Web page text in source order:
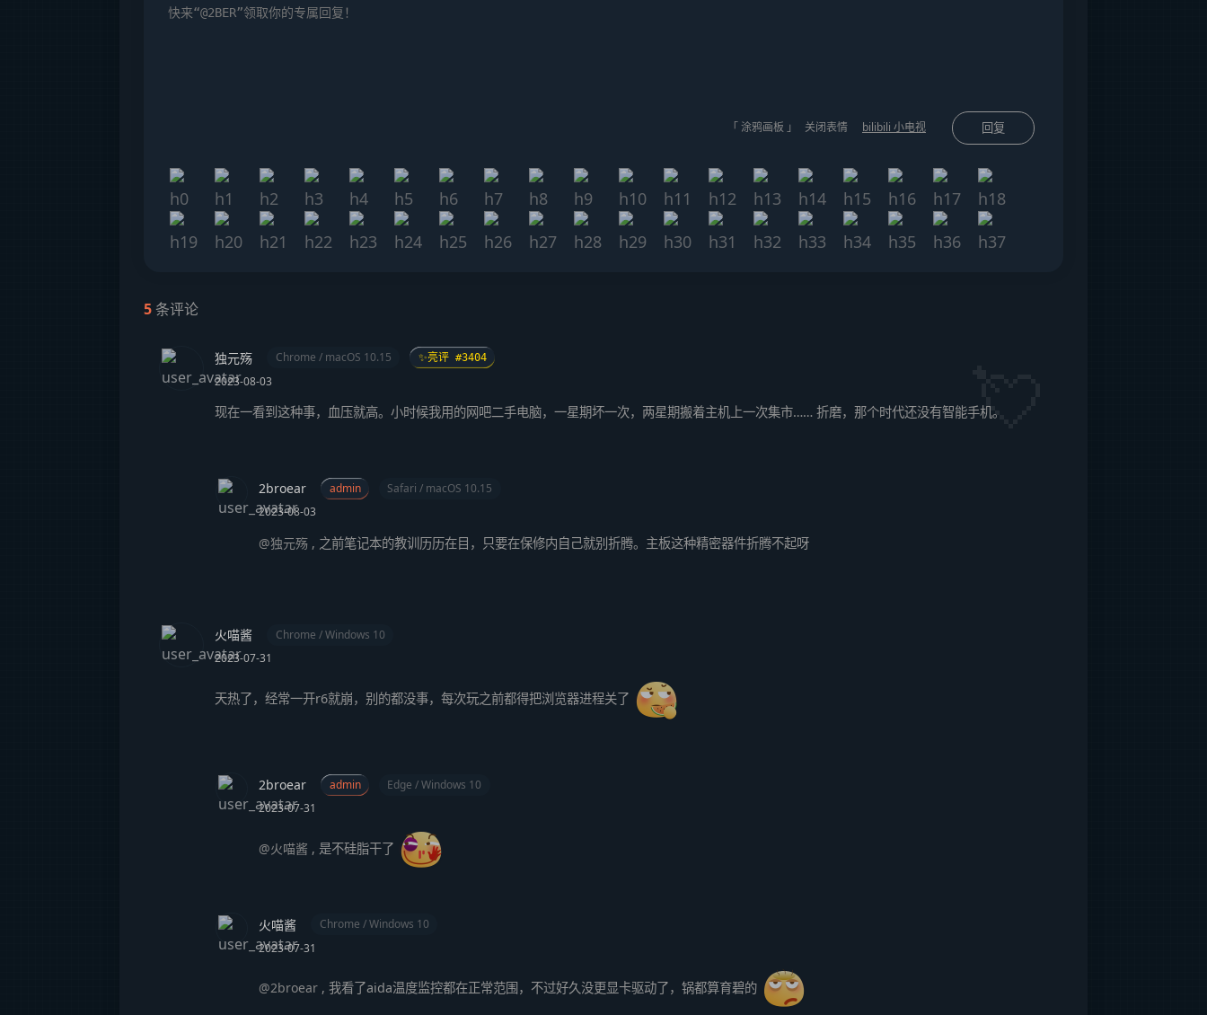
「 涂鸦画板 」 关闭表情 bilibili 小电视 回复
5条评论
独元殇 Chrome / macOS 10.15 ✨亮评 #3404
2023-08-03
现在一看到这种事，血压就高。小时候我用的网吧二手电脑，一星期坏一次，两星期搬着主机上一次集市…… 折磨，那个时代还没有智能手机。
2broear admin
Safari / macOS 10.15
2023-08-03
@独元殇, 之前笔记本的教训历历在目，只要在保修内自己就别折腾。主板这种精密器件折腾不起呀
火喵酱
Chrome / Windows 10
2023-07-31
天热了，经常一开r6就崩，别的都没事，每次玩之前都得把浏览器进程关了
2broear admin
Edge / Windows 10
2023-07-31
@火喵酱 , 是不硅脂干了
火喵酱
Chrome / Windows 10
2023-07-31
@2broear, 我看了aida温度监控都在正常范围，不过好久没更显卡驱动了，锅都算育碧的